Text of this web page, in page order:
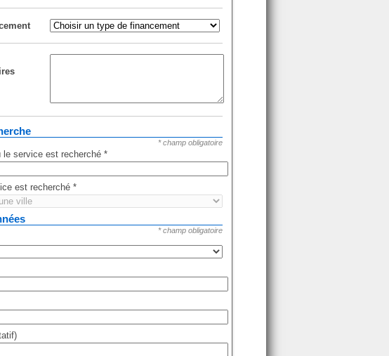
* champ obligatoire
le service est recherché *
est recherché *
* champ obligatoire